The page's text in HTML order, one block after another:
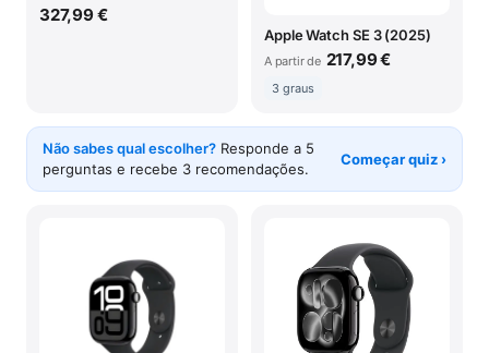
327,99 €
Apple Watch SE 3 (2025)
A partir de 217,99 €
3 graus
Não sabes qual escolher? Responde a 5
perguntas e recebe 3 recomendações.
Começar quiz ›